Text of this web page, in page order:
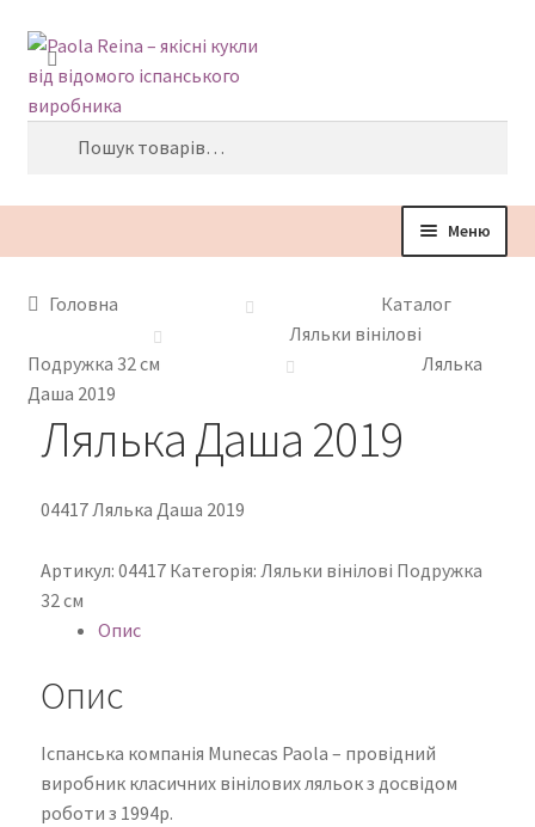
Перейти
до
навігації
Перейти
до
контенту
Пошук
Меню
Головна
Каталог
Ляльки вінілові
Подружка 32 см
Лялька
Даша 2019
Лялька Даша 2019
04417 Лялька Даша 2019
Артикул: 04417 Категорія: Ляльки вінілові Подружка
32 см
Опис
Опис
Іспанська компанія Munecas Paola – провідний
виробник класичних вінілових ляльок з досвідом
роботи з 1994р.